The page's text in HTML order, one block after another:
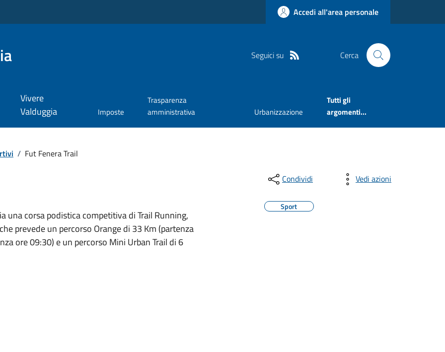
Accedi all'area personale
Seguici su Cerca
Vivere
Valduggia
Imposte
Trasparenza
amministrativa
Urbanizzazione
Tutti gli
argomenti...
/ Fut Fenera Trail
una corsa podistica competitiva di Trail Running,
prevede un percorso Orange di 33 Km (partenza
ore 09:30) e un percorso Mini Urban Trail di 6
Condividi Vedi azioni
Sport